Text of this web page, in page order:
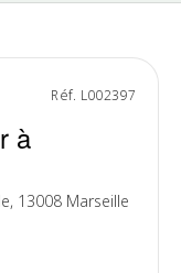
Réf. L002397
à
13008 Marseille